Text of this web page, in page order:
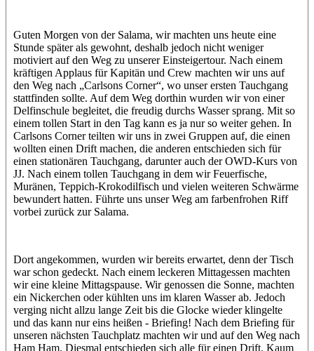
Guten Morgen von der Salama, wir machten uns heute eine
Stunde später als gewohnt, deshalb jedoch nicht weniger
motiviert auf den Weg zu unserer Einsteigertour. Nach einem
kräftigen Applaus für Kapitän und Crew machten wir uns auf
den Weg nach „Carlsons Corner“, wo unser ersten Tauchgang
stattfinden sollte. Auf dem Weg dorthin wurden wir von einer
Delfinschule begleitet, die freudig durchs Wasser sprang. Mit so
einem tollen Start in den Tag kann es ja nur so weiter gehen. In
Carlsons Corner teilten wir uns in zwei Gruppen auf, die einen
wollten einen Drift machen, die anderen entschieden sich für
einen stationären Tauchgang, darunter auch der OWD-Kurs von
JJ. Nach einem tollen Tauchgang in dem wir Feuerfische,
Muränen, Teppich-Krokodilfisch und vielen weiteren Schwärme
bewundert hatten. Führte uns unser Weg am farbenfrohen Riff
vorbei zurück zur Salama.
Dort angekommen, wurden wir bereits erwartet, denn der Tisch
war schon gedeckt. Nach einem leckeren Mittagessen machten
wir eine kleine Mittagspause. Wir genossen die Sonne, machten
ein Nickerchen oder kühlten uns im klaren Wasser ab. Jedoch
verging nicht allzu lange Zeit bis die Glocke wieder klingelte
und das kann nur eins heißen - Briefing! Nach dem Briefing für
unseren nächsten Tauchplatz machten wir und auf den Weg nach
Ham Ham. Diesmal entschieden sich alle für einen Drift. Kaum